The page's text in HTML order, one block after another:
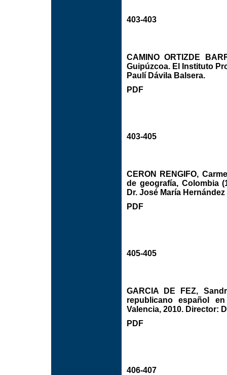
403-403
CAMINO ORTIZDE
Guipúzcoa. El Instituto
Paulí Dávila Balsera.
PDF
403-405
CERON RENGIFO,
de geografía, Colombia
Dr. José María Hernández
PDF
405-405
GARCIA DE FEZ,
republicano español
Valencia, 2010. Director:
PDF
406-407